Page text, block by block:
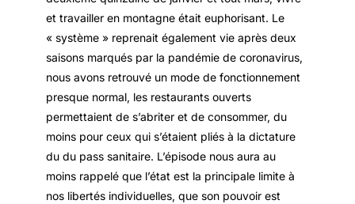
et travailler en montagne était euphorisant. Le
« système » reprenait également vie après deux
saisons marqués par la pandémie de coronavirus,
nous avons retrouvé un mode de fonctionnement
presque normal, les restaurants ouverts
permettaient de s’abriter et de consommer, du
moins pour ceux qui s’étaient pliés à la dictature
du du pass sanitaire. L’épisode nous aura au
moins rappelé que l’état est la principale limite à
nos libertés individuelles, que son pouvoir est